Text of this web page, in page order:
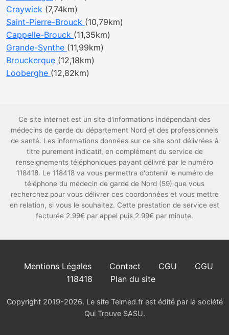
Craywick (7,74km)
Saint-Pierre-Brouck (10,79km)
Cappelle-Brouck (11,35km)
Grande-Synthe (11,99km)
Brouckerque (12,18km)
Looberghe (12,82km)
Ce site internet est un site d'informations indépendant des
médecins de garde du département Nord et des professionnels
de santé. Les informations données sur ce site sont délivrées à
titre purement indicatif, en complément du service de
renseignements téléphoniques payant délivré par le numéro
118418. Le 118418 va vous permettra d'obtenir le numéro de
téléphone du médecin de garde de Nord (59) que vous
recherchez pour vous délivrer ces coordonnées et vous mettre
en relation, si vous le souhaitez. Cette prestation de service est
facturée 2.99€ par appel puis 2.99€ par minute.
Mentions Légales Contact CGU
CGU
118418
Plan du site
Copyright 2019-2026. Le site Telmed.fr est édité par la société
Qui Trouve SASU.